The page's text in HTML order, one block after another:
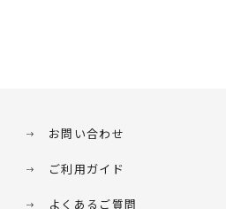
お問い合わせ
ご利用ガイド
よくあるご質問